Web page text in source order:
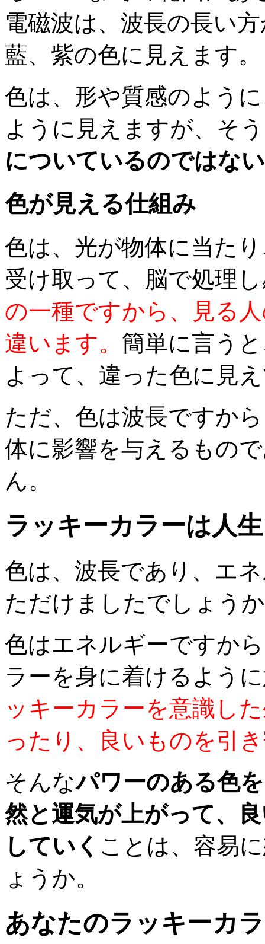
電磁波は、波長の長い
藍、紫の色に見えます。
色は、形や質感のよう
ように見えますが、そ
についているのではな
色が見える仕組み
色は、光が物体に当た
受け取って、脳で処理
の一種ですから、見る
違います。 簡単に言う
よって、違った色に見
ただ、色は波長ですか
体に影響を与えるもの
ん。
ラッキーカラーは人
色は、波長であり、エ
ただけましたでしょう
色はエネルギーですか
ラーを身に着けるよう
ッキーカラーを意識し
ったり、良いものを引
そんなパワーのある色
然と運気が上がって、
していく ことは、容易
ょうか。
あなたのラッキーカ